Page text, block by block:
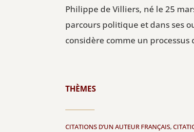
Philippe de Villiers, né le 25
parcours politique et dans ses
considère comme un
THÈMES
CITATIONS D’UN AUTEUR FRANÇAIS,